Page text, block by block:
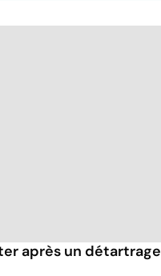
après un détartrage